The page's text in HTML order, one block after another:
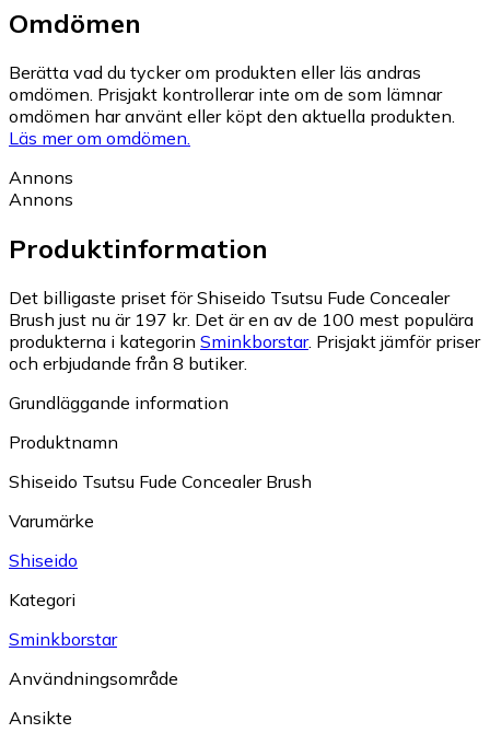
Omdömen
Berätta vad du tycker om produkten eller läs andras
omdömen. Prisjakt kontrollerar inte om de som lämnar
omdömen har använt eller köpt den aktuella produkten.
Läs mer om omdömen.
Annons
Annons
Produktinformation
Det billigaste priset för Shiseido Tsutsu Fude Concealer
Brush just nu är 197 kr. Det är en av de 100 mest populära
produkterna i kategorin Sminkborstar. Prisjakt jämför priser
och erbjudande från 8 butiker.
Grundläggande information
Produktnamn
Shiseido Tsutsu Fude Concealer Brush
Varumärke
Shiseido
Kategori
Sminkborstar
Användningsområde
Ansikte